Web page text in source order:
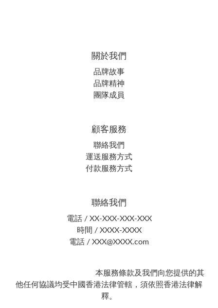
關於我們
品牌故事
品牌精神
團隊成員
顧客服務
聯絡我們
運送服務方式
付款服務方式
聯絡我們
電話 / XX-XXX-XXX-XXX
時間 / XXXX-XXXX
電話 / XXX@XXXX.com
本服務條款及我們向您提供的其
他任何協議均受中國香港法律管轄，須依照香港法律解
釋。